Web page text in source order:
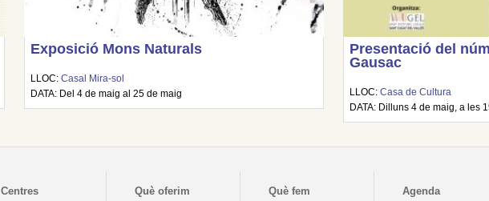
Exposició Mons Naturals
LLOC:Casal Mira-sol
DATA: Del 4 de maig al 25 de maig
Presentació del
Gausac
LLOC:Casa de Cultura
DATA: Dilluns 4 de maig, a les
Centres Què oferim Què fem Agenda